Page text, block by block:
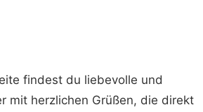
findest du liebevolle und
mit herzlichen Grüßen, die direkt